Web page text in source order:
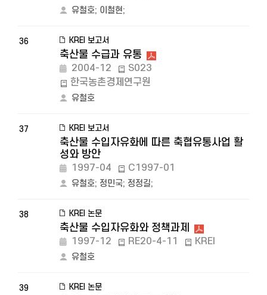
유철호; 이철현;
36 KREI 보고서
축산물 수급과 유통
2004-12
S023
한국농촌경제연구원
유철호
37 KREI 보고서
축산물 수입자유화에 따른 축협유통사업 활
성와 방안
1997-04 C1997-01
유철호; 정민국; 정정길;
38 KREI 논문
축산물 수입자유화와 정책과제
1997-12 RE20-4-11 KREI
유철호
39 KREI 논문